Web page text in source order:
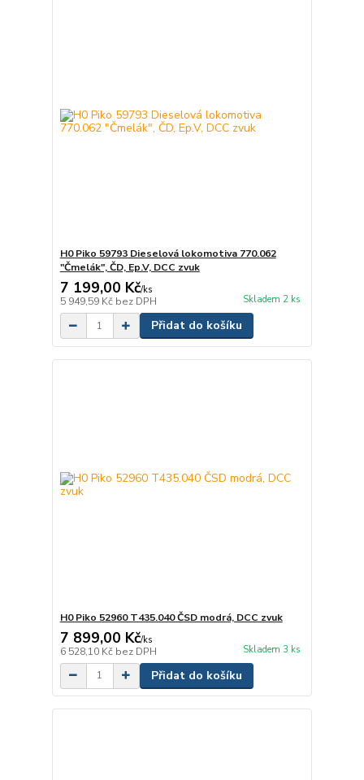
H0 Piko 59793 Dieselová lokomotiva 770.062
"Čmelák", ČD, Ep.V, DCC zvuk
7 199,00 Kč/ks
5 949,59 Kč bez DPH Skladem 2 ks
Přidat do košíku
H0 Piko 52960 T435.040 ČSD modrá, DCC zvuk
7 899,00 Kč/ks
6 528,10 Kč bez DPH Skladem 3 ks
Přidat do košíku